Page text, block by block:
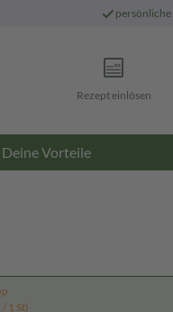
persönliche
Rezept einlösen
Deine Vorteile
1 St)